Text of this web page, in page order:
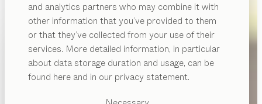
and analytics partners who may combine it with
other information that you’ve provided to them
or that they’ve collected from your use of their
services. More detailed information, in particular
about data storage duration and usage, can be
found here and in our privacy statement.
Vorgeschlagene
Kategorien
PRODUKTE
INSPIRATION
ÜBER UNS